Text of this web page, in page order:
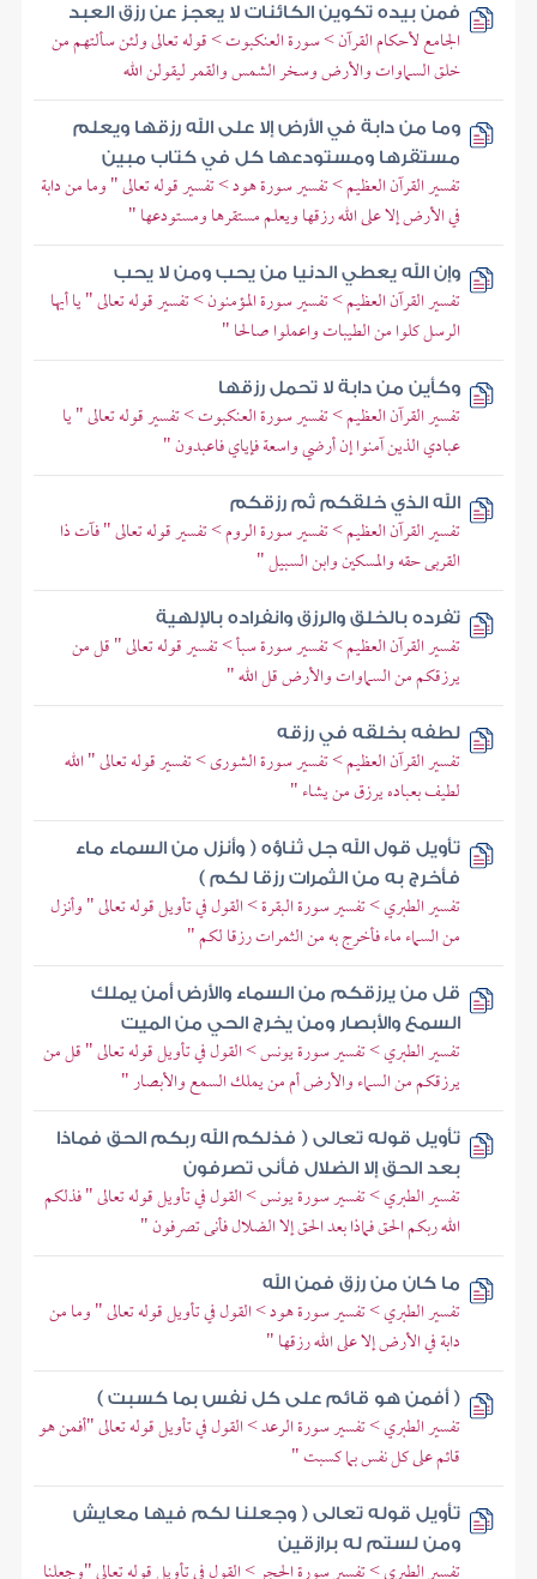
فمن بيده تكوين الكائنات لا يعجز عن رزق العبد
الجامع لأحكام القرآن > سورة العنكبوت > قوله تعالى ولئن سألتهم من
خلق السماوات والأرض وسخر الشمس والقمر ليقولن الله
وما من دابة في الأرض إلا على الله رزقها ويعلم
مستقرها ومستودعها كل في كتاب مبين
تفسير القرآن العظيم > تفسير سورة هود > تفسير قوله تعالى " وما من دابة
في الأرض إلا على الله رزقها ويعلم مستقرها ومستودعها "
وإن الله يعطي الدنيا من يحب ومن لا يحب
تفسير القرآن العظيم > تفسير سورة المؤمنون > تفسير قوله تعالى " يا أيها
الرسل كلوا من الطيبات واعملوا صالحا "
وكأين من دابة لا تحمل رزقها
تفسير القرآن العظيم > تفسير سورة العنكبوت > تفسير قوله تعالى " يا
عبادي الذين آمنوا إن أرضي واسعة فإياي فاعبدون "
الله الذي خلقكم ثم رزقكم
تفسير القرآن العظيم > تفسير سورة الروم > تفسير قوله تعالى " فآت ذا
القربى حقه والمسكين وابن السبيل "
تفرده بالخلق والرزق وانفراده بالإلهية
تفسير القرآن العظيم > تفسير سورة سبأ > تفسير قوله تعالى " قل من
يرزقكم من السماوات والأرض قل الله "
لطفه بخلقه في رزقه
تفسير القرآن العظيم > تفسير سورة الشورى > تفسير قوله تعالى " الله
لطيف بعباده يرزق من يشاء "
تأويل قول الله جل ثناؤه ( وأنزل من السماء ماء
فأخرج به من الثمرات رزقا لكم )
تفسير الطبري > تفسير سورة البقرة > القول في تأويل قوله تعالى " وأنزل
من السماء ماء فأخرج به من الثمرات رزقا لكم "
قل من يرزقكم من السماء والأرض أمن يملك
السمع والأبصار ومن يخرج الحي من الميت
تفسير الطبري > تفسير سورة يونس > القول في تأويل قوله تعالى " قل من
يرزقكم من السماء والأرض أم من يملك السمع والأبصار "
تأويل قوله تعالى ( فذلكم الله ربكم الحق فماذا
بعد الحق إلا الضلال فأنى تصرفون
تفسير الطبري > تفسير سورة يونس > القول في تأويل قوله تعالى " فذلكم
الله ربكم الحق فماذا بعد الحق إلا الضلال فأنى تصرفون "
ما كان من رزق فمن الله
تفسير الطبري > تفسير سورة هود > القول في تأويل قوله تعالى " وما من
دابة في الأرض إلا على الله رزقها "
( أفمن هو قائم على كل نفس بما كسبت )
تفسير الطبري > تفسير سورة الرعد > القول في تأويل قوله تعالى "أفمن هو
قائم على كل نفس بما كسبت "
تأويل قوله تعالى ( وجعلنا لكم فيها معايش
ومن لستم له برازقين